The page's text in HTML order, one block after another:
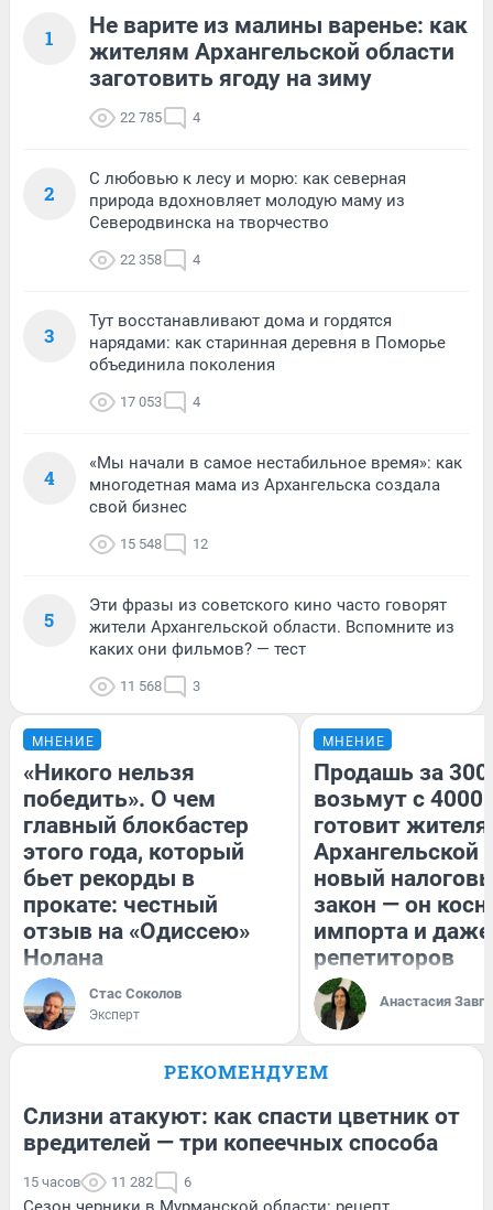
1
Не варите из малины варенье: как
жителям Архангельской области
заготовить ягоду на зиму
22 785 4
2
С любовью к лесу и морю: как северная
природа вдохновляет молодую маму из
Северодвинска на творчество
22 358 4
3
Тут восстанавливают дома и гордятся
нарядами: как старинная деревня в Поморье
объединила поколения
17 053 4
4
«Мы начали в самое нестабильное время»: как
многодетная мама из Архангельска создала
свой бизнес
15 548 12
5
Эти фразы из советского кино часто говорят
жители Архангельской области. Вспомните из
каких они фильмов? — тест
11 568 3
МНЕНИЕ
«Никого нельзя
победить». О чем
главный блокбастер
этого года, который
бьет рекорды в
прокате: честный
отзыв на «Одиссею»
Нолана
Стас Соколов
Эксперт
МНЕНИЕ
Продашь за
возьмут с
готовит
Архангельской
новый
закон — он
импорта и даже
репетиторов
Анастасия
РЕКОМЕНДУЕМ
Слизни атакуют: как спасти цветник от
вредителей — три копеечных способа
15 часов 11 282 6